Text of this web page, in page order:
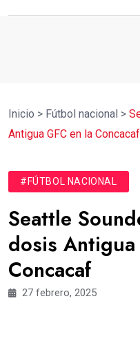
Inicio > Fútbol nacional >
Antigua GFC en la Concacaf
#FÚTBOL NACIONAL
Seattle
dosis Antigua
Concacaf
27 febrero, 2025